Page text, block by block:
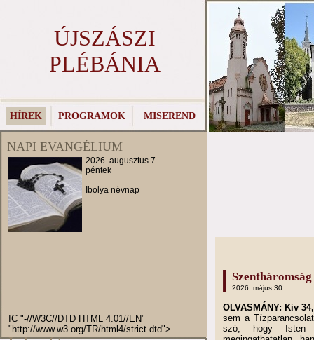
ÚJSZÁSZI
PLÉBÁNIA
HÍREK PROGRAMOK MISEREND
NAPI EVANGÉLIUM
2026. augusztus 7.
péntek
Ibolya névnap
IC "-//W3C//DTD HTML 4.01//EN"
"http://www.w3.org/TR/html4/strict.dtd">
2026. május 30.
OLVASMÁNY: Kiv
sem a
szó, hogy Isten